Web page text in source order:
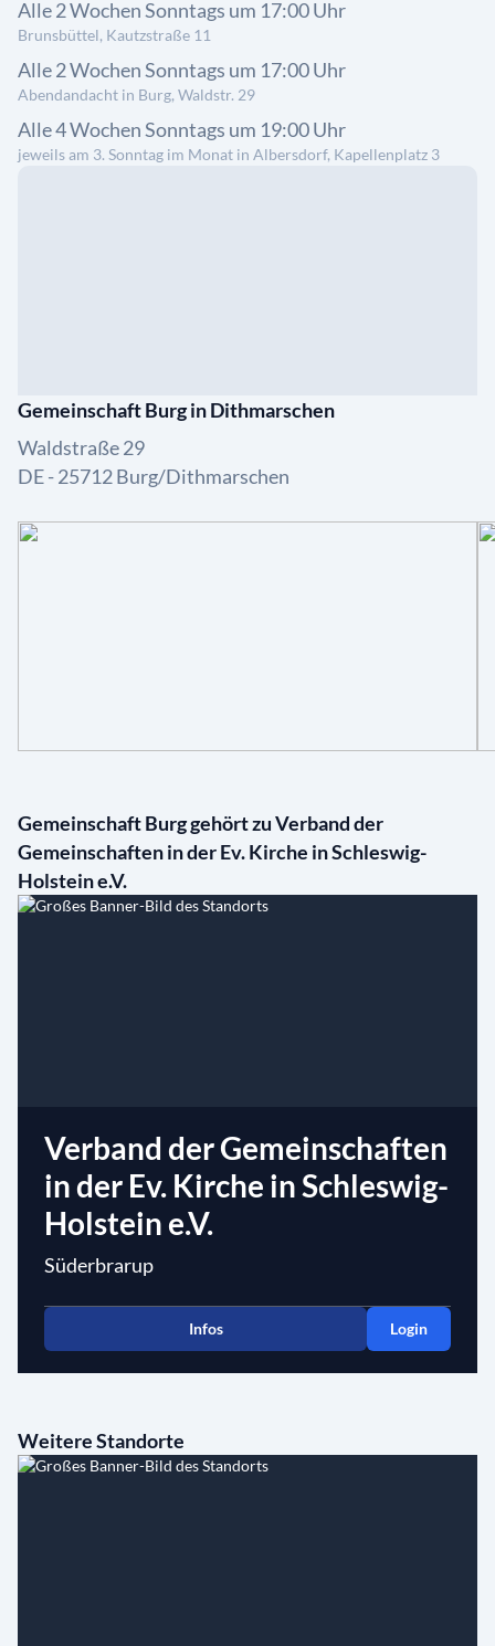
Alle 2 Wochen Sonntags um 17:00 Uhr
Brunsbüttel, Kautzstraße 11
Alle 2 Wochen Sonntags um 17:00 Uhr
Abendandacht in Burg, Waldstr. 29
Alle 4 Wochen Sonntags um 19:00 Uhr
jeweils am 3. Sonntag im Monat in Albersdorf, Kapellenplatz 3
Gemeinschaft Burg in Dithmarschen
Waldstraße 29
DE - 25712 Burg/Dithmarschen
Gemeinschaft Burg gehört zu Verband der
Gemeinschaften in der Ev. Kirche in Schleswig-
Holstein e.V.
Verband der Gemeinschaften
in der Ev. Kirche in Schleswig-
Holstein e.V.
Süderbrarup
Infos Login
Weitere Standorte